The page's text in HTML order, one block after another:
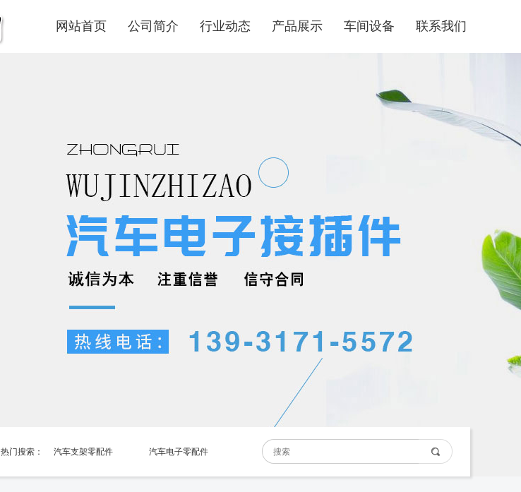
网站首页 公司简介 行业动态 产品展示 车间设备 联系我们
热门搜索： 汽车支架零配件 汽车电子零配件
汽车电池弹片